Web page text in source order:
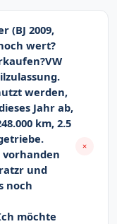
(BJ 2009,
wert?
werden,
Jahr ab,
km, 2.5
vorhanden
und
noch
möchte